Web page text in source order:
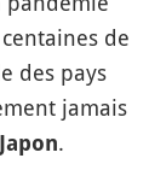
de
des pays
jamais
.